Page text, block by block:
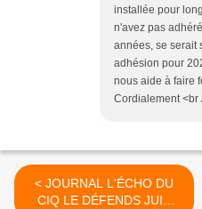
installée pour
n'avez pas
années, se serait
adhésion pour
nous aide à faire
Cordialement <br
< JOURNAL L'ÉCHO DU
CIQ LE DÉFENDS JUIN